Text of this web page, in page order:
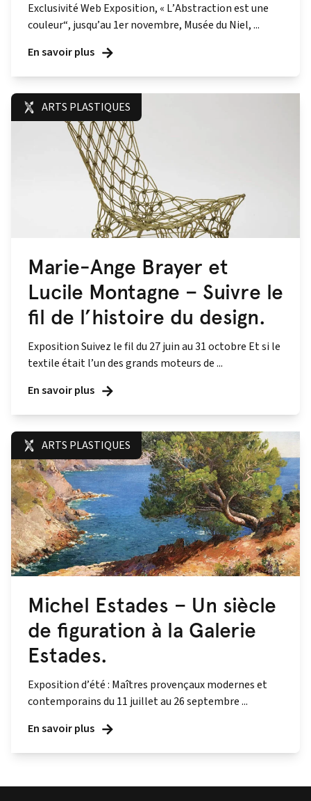
Exclusivité Web Exposition, « L’Abstraction est une
couleur“, jusqu’au 1er novembre, Musée du Niel, ...
En savoir plus
ARTS PLASTIQUES
Marie-Ange Brayer et
Lucile Montagne – Suivre le
fil de l’histoire du design.
Exposition Suivez le fil du 27 juin au 31 octobre Et si le
textile était l’un des grands moteurs de ...
En savoir plus
ARTS PLASTIQUES
Michel Estades – Un siècle
de figuration à la Galerie
Estades.
Exposition d’été : Maîtres provençaux modernes et
contemporains du 11 juillet au 26 septembre ...
En savoir plus